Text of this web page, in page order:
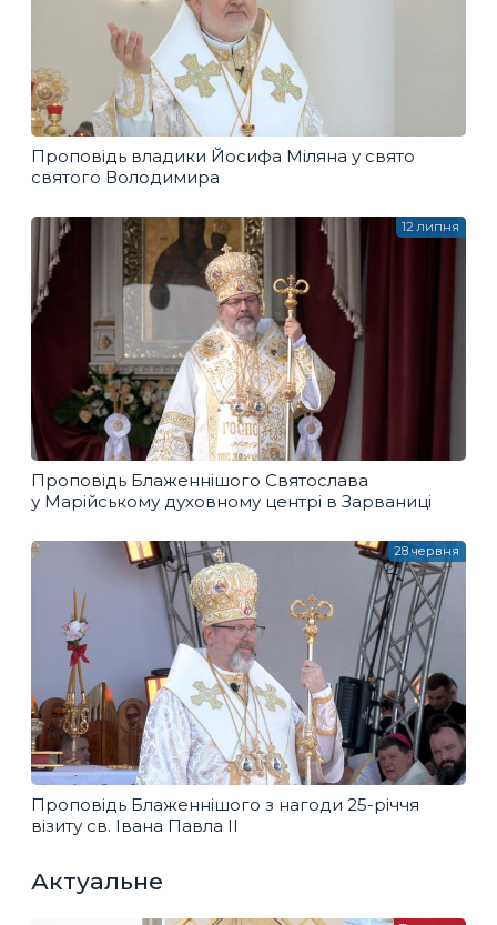
Проповідь владики Йосифа Міляна у свято
святого Володимира
Проповідь Блаженнішого Святослава
у Марійському духовному центрі в Зарваниці
12 липня
Проповідь Блаженнішого з нагоди 25-річчя
візиту св. Івана Павла ІІ
28 червня
Актуальне